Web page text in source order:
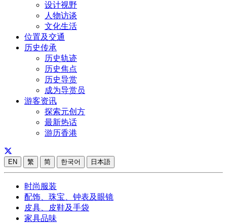
设计视野
人物访谈
文化生活
位置及交通
历史传承
历史轨迹
历史焦点
历史导赏
成为导赏员
游客资讯
探索元创方
最新热话
游历香港
EN 繁 简 한국어 日本語
时尚服装
配饰、珠宝、钟表及眼镜
皮具、皮鞋及手袋
家具品味